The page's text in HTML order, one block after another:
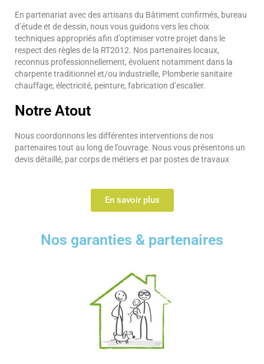
En partenariat avec des artisans du Bâtiment confirmés, bureau
d’étude et de dessin, nous vous guidons vers les choix
techniques appropriés afin d’optimiser votre projet dans le
respect des règles de la RT2012. Nos partenaires locaux,
reconnus professionnellement, évoluent notamment dans la
charpente traditionnel et/ou industrielle, Plomberie sanitaire
chauffage, électricité, peinture, fabrication d’escalier.
Notre Atout
Nous coordonnons les différentes interventions de nos
partenaires tout au long de l’ouvrage. Nous vous présentons un
devis détaillé, par corps de métiers et par postes de travaux
En savoir plus
Nos garanties & partenaires